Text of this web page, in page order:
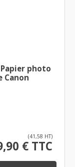
Canon
(41,58 HT)
€ TTC